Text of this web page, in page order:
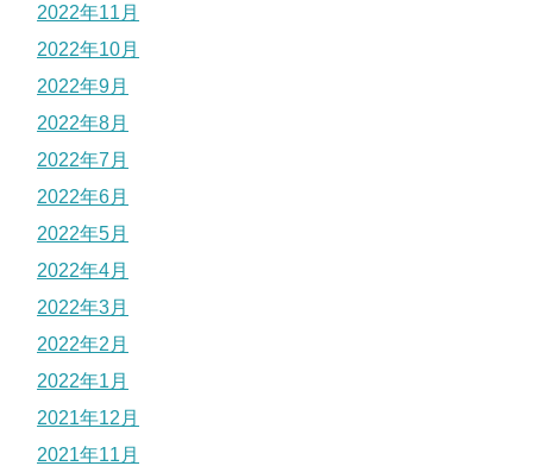
2022年11月
2022年10月
2022年9月
2022年8月
2022年7月
2022年6月
2022年5月
2022年4月
2022年3月
2022年2月
2022年1月
2021年12月
2021年11月